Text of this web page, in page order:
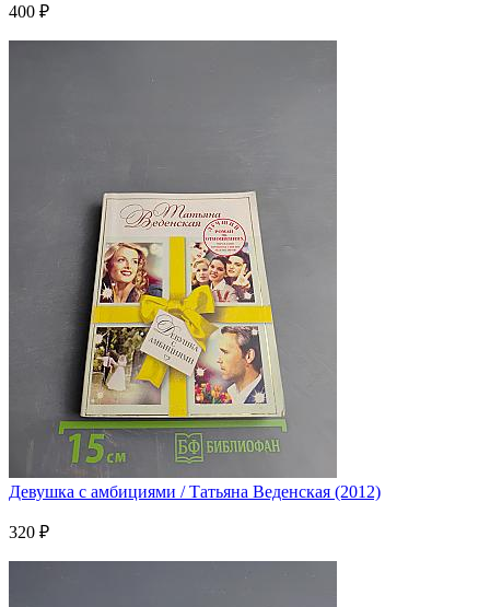
400 ₽
Девушка с амбициями / Татьяна Веденская (2012)
320 ₽